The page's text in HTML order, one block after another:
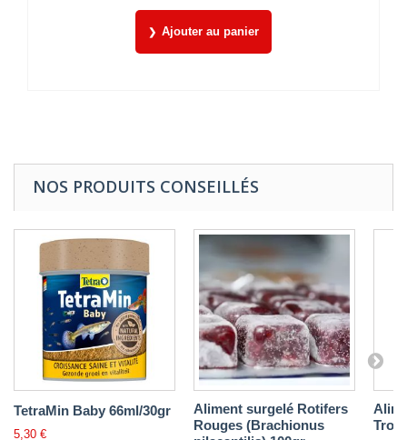
Ajouter au panier
NOS PRODUITS CONSEILLÉS
TetraMin Baby 66ml/30gr
5,30 €
Aliment surgelé Rotifers
Rouges (Brachionus